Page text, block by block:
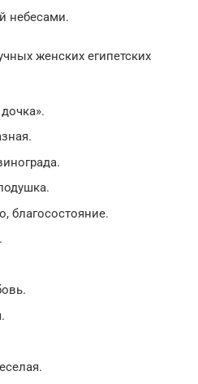
небесами.
женских египетских
благосостояние.